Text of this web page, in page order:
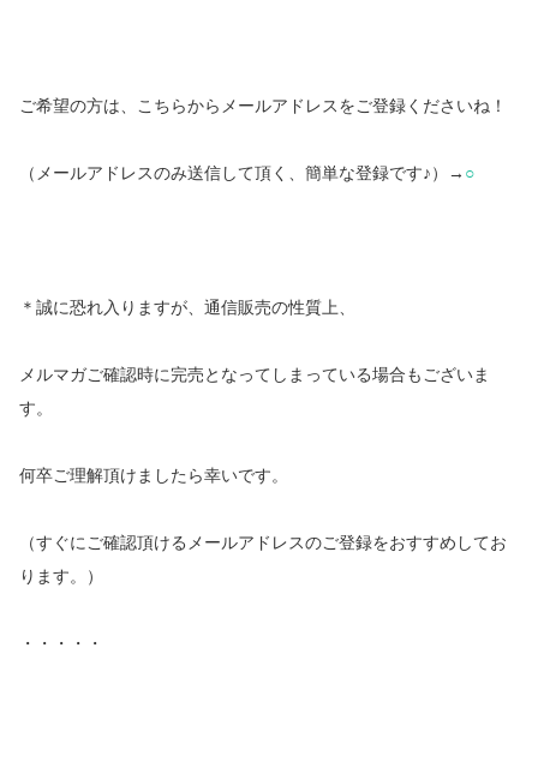
ご希望の方は、こちらからメールアドレスをご登録くださいね！
（メールアドレスのみ送信して頂く、簡単な登録です♪）→ ○
＊誠に恐れ入りますが、通信販売の性質上、
メルマガご確認時に完売となってしまっている場合もございま
す。
何卒ご理解頂けましたら幸いです。
（すぐにご確認頂けるメールアドレスのご登録をおすすめしてお
ります。）
・・・・・